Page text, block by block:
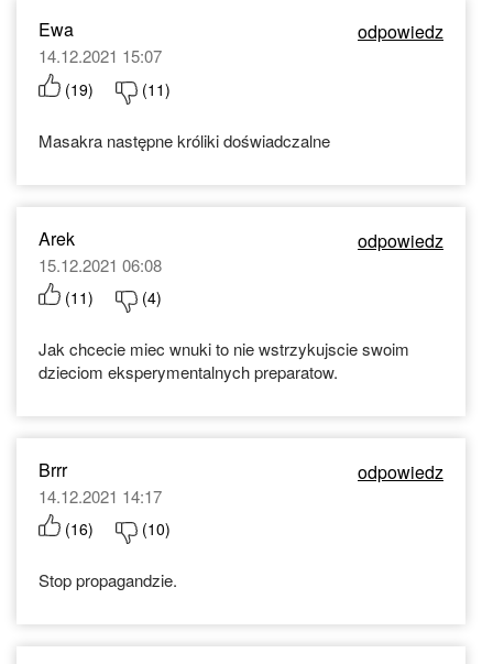
Ewa odpowiedz
14.12.2021 15:07
(19) (11)
Masakra następne króliki doświadczalne
Arek odpowiedz
15.12.2021 06:08
(11) (4)
Jak chcecie miec wnuki to nie wstrzykujscie swoim
dzieciom eksperymentalnych preparatow.
Brrr odpowiedz
14.12.2021 14:17
(16) (10)
Stop propagandzie.